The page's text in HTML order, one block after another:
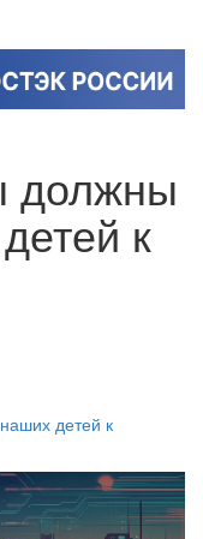
должны
к
детей к